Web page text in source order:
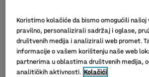
Koristimo kolačiće da bismo omogućili
pravilno, personalizirali sadržaj i oglase,
društvenih medija i analizirali web promet.
informacije o vašem korištenju naše web
partnerima u oblastima društvenih medija,
analitičkih aktivnosti. Kolačići